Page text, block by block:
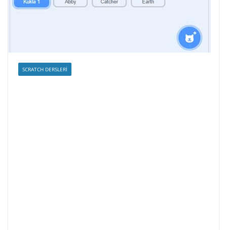
SCRATCH DERSLERI